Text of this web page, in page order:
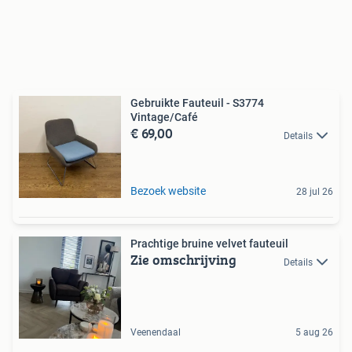
Gebruikte Fauteuil - S3774
Vintage/Café
€ 69,00 Details
Bezoek website 28 jul 26
Prachtige bruine velvet fauteuil
Zie omschrijving Details
Veenendaal 5 aug 26